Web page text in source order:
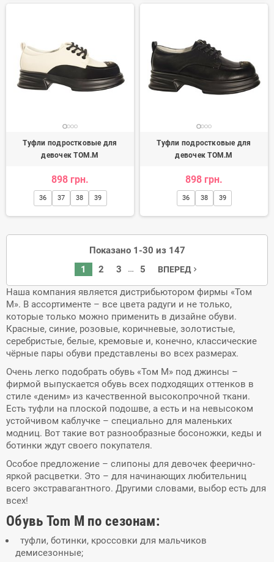
Туфли подростковые для
девочек TOM.M
898 грн.
36 37 38 39
Туфли подростковые для
девочек TOM.M
898 грн.
36 38 39
Показано 1-30 из 147
1
2 3 … 5 ВПЕРЕДnavigate_next
Наша компания является дистрибьютором фирмы «Том
М». В ассортименте – все цвета радуги и не только,
которые только можно применить в дизайне обуви.
Красные, синие, розовые, коричневые, золотистые,
серебристые, белые, кремовые и, конечно, классические
чёрные пары обуви представлены во всех размерах.
Очень легко подобрать обувь «Том М» под джинсы –
фирмой выпускается обувь всех подходящих оттенков в
стиле «деним» из качественной высокопрочной ткани.
Есть туфли на плоской подошве, а есть и на невысоком
устойчивом каблучке – специально для маленьких
модниц. Вот такие вот разнообразные босоножки, кеды и
ботинки ждут своего покупателя.
Особое предложение – слипоны для девочек феерично-
яркой расцветки. Это – для начинающих любительниц
всего экстравагантного. Другими словами, выбор есть для
всех!
Обувь Tom M по сезонам:
туфли, ботинки, кроссовки для мальчиков
демисезонные;